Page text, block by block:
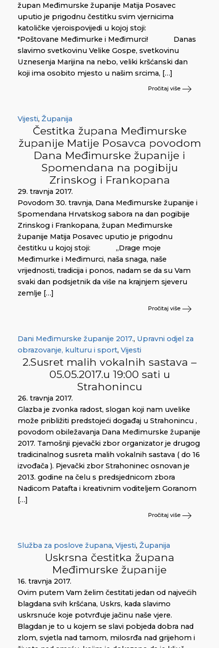
župan Međimurske županije Matija Posavec
uputio je prigodnu čestitku svim vjernicima
katoličke vjeroispovijedi u kojoj stoji:
"Poštovane Međimurke i Međimurci! Danas
slavimo svetkovinu Velike Gospe, svetkovinu
Uznesenja Marijina na nebo, veliki kršćanski dan
koji ima osobito mjesto u našim srcima, […]
Pročitaj više
Vijesti, Županija
Čestitka župana Međimurske
županije Matije Posavca povodom
Dana Međimurske županije i
Spomendana na pogibiju
Zrinskog i Frankopana
29. travnja 2017.
Povodom 30. travnja, Dana Međimurske županije i
Spomendana Hrvatskog sabora na dan pogibije
Zrinskog i Frankopana, župan Međimurske
županije Matija Posavec uputio je prigodnu
čestitku u kojoj stoji: „Drage moje
Međimurke i Međimurci, naša snaga, naše
vrijednosti, tradicija i ponos, nadam se da su Vam
svaki dan podsjetnik da više na krajnjem sjeveru
zemlje […]
Pročitaj više
Dani Međimurske županije 2017., Upravni odjel za
obrazovanje, kulturu i sport, Vijesti
2.Susret malih vokalnih sastava –
05.05.2017.u 19:00 sati u
Strahonincu
26. travnja 2017.
Glazba je zvonka radost, slogan koji nam uvelike
može približiti predstojeći događaj u Strahonincu ,
povodom obiležavanja Dana Međimurske županije
2017. Tamošnji pjevački zbor organizator je drugog
tradicinalnog susreta malih vokalnih sastava ( do 16
izvođača ). Pjevački zbor Strahoninec osnovan je
2013. godine na čelu s predsjednicom zbora
Nadicom Patafta i kreativnim voditeljem Goranom
[…]
Pročitaj više
Služba za poslove župana, Vijesti, Županija
Uskrsna čestitka župana
Međimurske županije
16. travnja 2017.
Ovim putem Vam želim čestitati jedan od najvećih
blagdana svih kršćana, Uskrs, kada slavimo
uskrsnuće koje potvrđuje jačinu naše vjere.
Blagdan je to u kojem se slavi pobjeda dobra nad
zlom, svjetla nad tamom, milosrđa nad grijehom i